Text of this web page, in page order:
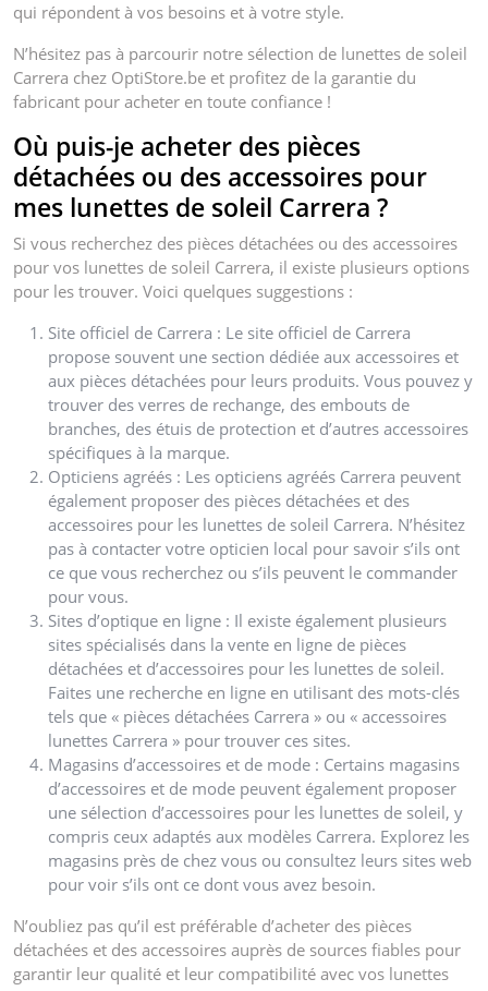
qui répondent à vos besoins et à votre style.
N’hésitez pas à parcourir notre sélection de lunettes de soleil
Carrera chez OptiStore.be et profitez de la garantie du
fabricant pour acheter en toute confiance !
Où puis-je acheter des pièces
détachées ou des accessoires pour
mes lunettes de soleil Carrera ?
Si vous recherchez des pièces détachées ou des accessoires
pour vos lunettes de soleil Carrera, il existe plusieurs options
pour les trouver. Voici quelques suggestions :
Site officiel de Carrera : Le site officiel de Carrera
propose souvent une section dédiée aux accessoires et
aux pièces détachées pour leurs produits. Vous pouvez y
trouver des verres de rechange, des embouts de
branches, des étuis de protection et d’autres accessoires
spécifiques à la marque.
Opticiens agréés : Les opticiens agréés Carrera peuvent
également proposer des pièces détachées et des
accessoires pour les lunettes de soleil Carrera. N’hésitez
pas à contacter votre opticien local pour savoir s’ils ont
ce que vous recherchez ou s’ils peuvent le commander
pour vous.
Sites d’optique en ligne : Il existe également plusieurs
sites spécialisés dans la vente en ligne de pièces
détachées et d’accessoires pour les lunettes de soleil.
Faites une recherche en ligne en utilisant des mots-clés
tels que « pièces détachées Carrera » ou « accessoires
lunettes Carrera » pour trouver ces sites.
Magasins d’accessoires et de mode : Certains magasins
d’accessoires et de mode peuvent également proposer
une sélection d’accessoires pour les lunettes de soleil, y
compris ceux adaptés aux modèles Carrera. Explorez les
magasins près de chez vous ou consultez leurs sites web
pour voir s’ils ont ce dont vous avez besoin.
N’oubliez pas qu’il est préférable d’acheter des pièces
détachées et des accessoires auprès de sources fiables pour
garantir leur qualité et leur compatibilité avec vos lunettes